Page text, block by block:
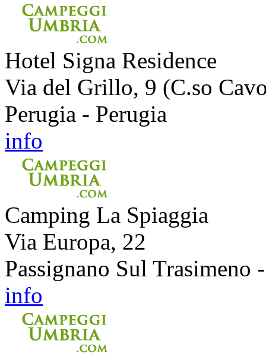
Hotel Signa Residence
Via del Grillo, 9 (C.so
Perugia - Perugia
info
Camping La Spiaggia
Via Europa, 22
Passignano Sul Trasimeno
info